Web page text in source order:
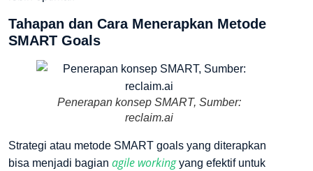
Tahapan dan Cara Menerapkan Metode
SMART Goals
Penerapan konsep SMART, Sumber:
reclaim.ai
Strategi atau metode SMART goals yang diterapkan
bisa menjadi bagian agile workingyang efektif untuk